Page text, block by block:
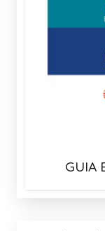
GUIA